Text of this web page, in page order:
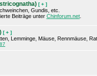
[ + ]
Gundis, etc.
Beiträge unter Chinforum.net.
[ + ]
Lemminge, Mäuse, Rennmäuse,